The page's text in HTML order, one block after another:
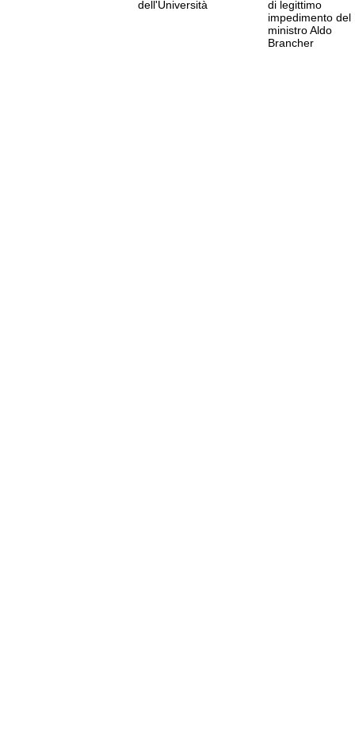
dell'Università
di legittimo
impedimento del
ministro Aldo
Brancher